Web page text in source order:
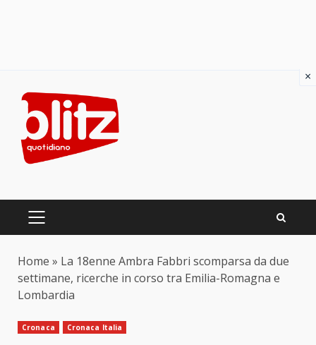
content
PRIMARY
Home » La 18enne Ambra Fabbri scomparsa da due
settimane, ricerche in corso tra Emilia-Romagna e
Lombardia
Cronaca Cronaca Italia
×